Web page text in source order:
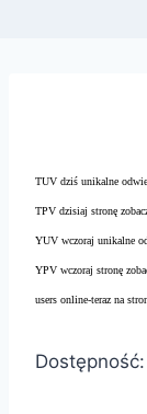
TUV dziś unikalne
TPV dzisiaj stronę
YUV wczoraj unikalne
YPV wczoraj stronę
users online-teraz na
Dostępność: